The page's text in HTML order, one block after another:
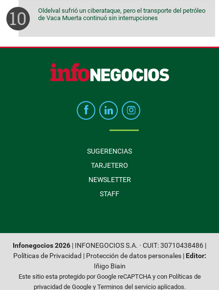
Oldelval sufrió un ciberataque, pero el transporte del petróleo
de Vaca Muerta continuó sin interrupciones
SUGERENCIAS
TARJETERO
NEWSLETTER
STAFF
Infonegocios 2026 | INFONEGOCIOS S.A. · CUIT: 30710438486 |
Políticas de Privacidad | Protección de datos personales| Editor:
Iñigo Biain
Este sitio esta protegido por Google reCAPTCHA y con Políticas de
privacidad de Googley Terminos del servicioaplicados.